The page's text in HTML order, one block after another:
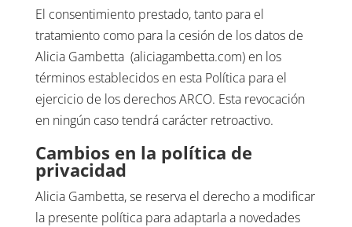
El consentimiento prestado, tanto para el
tratamiento como para la cesión de los datos de
Alicia Gambetta (aliciagambetta.com) en los
términos establecidos en esta Política para el
ejercicio de los derechos ARCO. Esta revocación
en ningún caso tendrá carácter retroactivo.
Cambios en la política de
privacidad
Alicia Gambetta, se reserva el derecho a modificar
la presente política para adaptarla a novedades